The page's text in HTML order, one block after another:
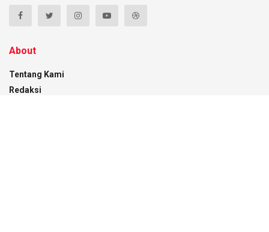
About
Tentang Kami
Redaksi